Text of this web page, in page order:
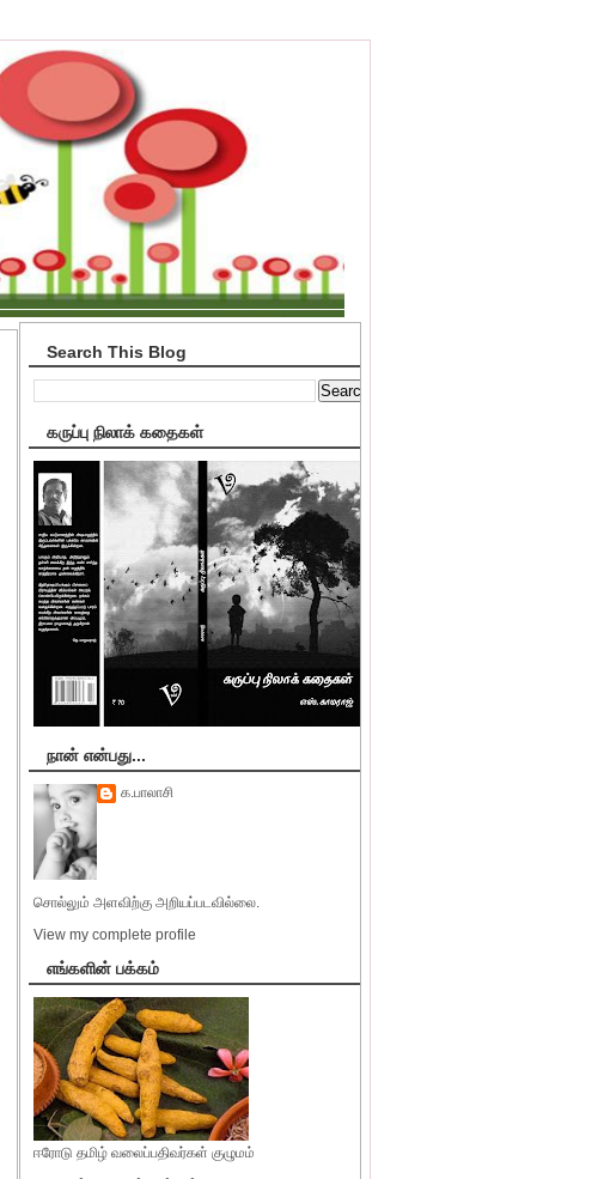
Search This Blog
கருப்பு நிலாக் கதைகள்
நான் என்பது...
க.பாலாசி
சொல்லும் அளவிற்கு அறியப்படவில்லை.
View my complete profile
எங்களின் பக்கம்
ஈரோடு தமிழ் வலைப்பதிவர்கள் குழுமம்